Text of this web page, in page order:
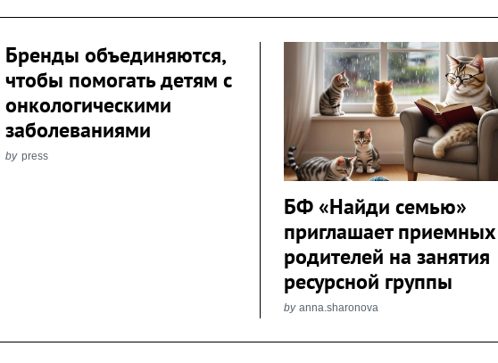
Бренды объединяются,
чтобы помогать детям с
онкологическими
заболеваниями
by press
БФ «Найди семью»
приглашает приемных
родителей на занятия
ресурсной группы
by anna.sharonova